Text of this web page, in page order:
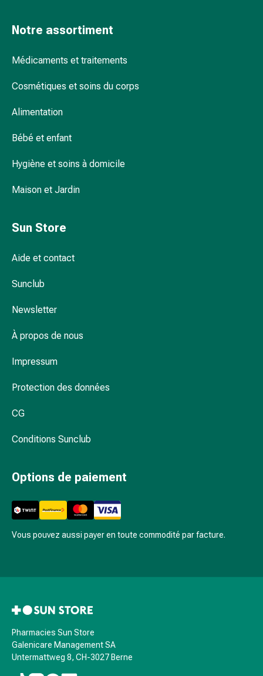
chaleur
sommeil
tranquillisation
l’humeur
du
sommeil
respiratoires
nasales
Ostéoporose
Protection
parasitaire
contre
et
tiques
Vermifuges
Pincettes
Médicaments
à
Médicaments
soumis
à
Quand faut-il porter une genouillère ?
Combien d'heures par jour faut-il porter
Notre assortiment
Médicaments et traitements
Cosmétiques et soins du corps
Alimentation
Bébé et enfant
Hygiène et soins à domicile
Maison et Jardin
Sun Store
Aide et contact
Sunclub
Newsletter
À propos de nous
Impressum
Protection des données
CG
Conditions Sunclub
Options de paiement
Vous pouvez aussi payer en toute commodité par facture.
Pharmacies Sun Store
Galenicare Management SA
Untermattweg 8, CH-3027 Berne